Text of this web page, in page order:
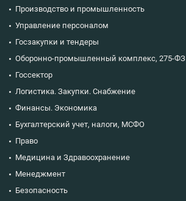
Производство и промышленность
Управление персоналом
Госзакупки и тендеры
Оборонно-промышленный комплекс, 275-ФЗ
Госсектор
Логистика. Закупки. Снабжение
Финансы. Экономика
Бухгалтерский учет, налоги, МСФО
Право
Медицина и Здравоохранение
Менеджмент
Безопасность